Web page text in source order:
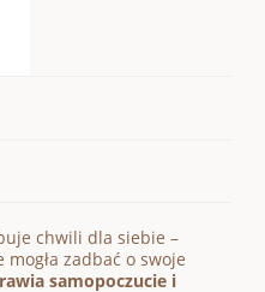
chwili dla siebie –
zadbać o swoje
samopoczucie i